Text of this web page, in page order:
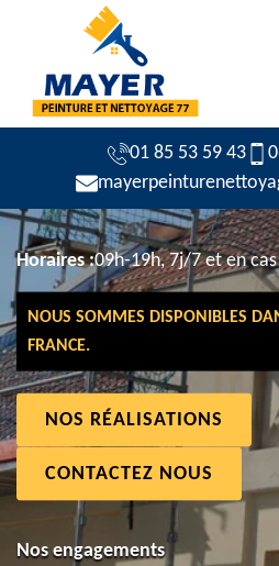
01 85 53 59 43
Horaires :09h-19h, 7j/7 et en cas
NOUS SOMMES DISPONIBLES
FRANCE.
NOS RÉALISATIONS
CONTACTEZ NOUS
Nos engagements